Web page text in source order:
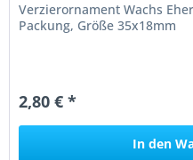
Verzierornament Wachs
Packung, Größe 35x18mm
2,80 € *
In den